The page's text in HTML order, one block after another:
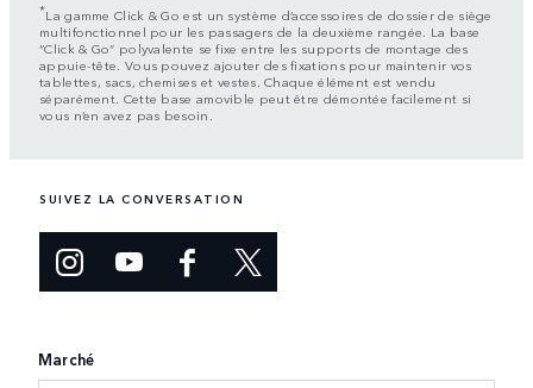
*La gamme Click & Go est un système d’accessoires de dossier de siège
multifonctionnel pour les passagers de la deuxième rangée. La base
“Click & Go” polyvalente se fixe entre les supports de montage des
appuie-tête. Vous pouvez ajouter des fixations pour maintenir vos
tablettes, sacs, chemises et vestes. Chaque élément est vendu
séparément. Cette base amovible peut être démontée facilement si
vous n’en avez pas besoin.
SUIVEZ LA CONVERSATION
Marché